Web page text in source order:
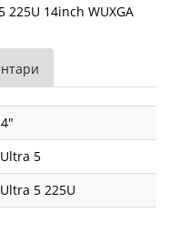
225U 14inch WUXGA
5
5 225U